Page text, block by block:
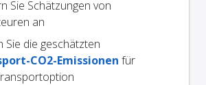
Sie Schätzungen von
an
Sie die geschätzten
CO2-Emissionen für